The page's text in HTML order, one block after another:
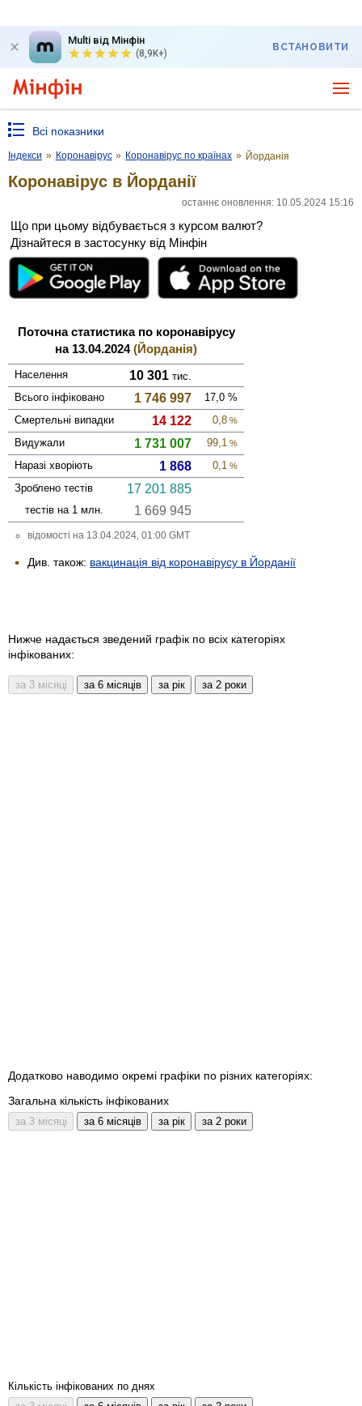
Multi від Мінфін
(8,9K+)
ВСТАНОВИТИ
Всі показники
Індекси » Коронавірус » Коронавірус по країнах » Йорданія
Коронавірус в Йорданії
останнє оновлення: 10.05.2024 15:16
Що при цьому відбувається з курсом валют?
Дізнайтеся в застосунку від Мінфін
Поточна статистика по коронавірусу
на 13.04.2024(Йорданія)
Населення 10 301 тис.
Всього інфі­ковано
1 746 997 17,0 %
Смер­тельні випадки
14 122 0,8 %
Виду­жали 1 731 007 99,1 %
Наразі хворіють 1 868 0,1 %
Зроблено тестів 17 201 885
тестів на 1 млн. 1 669 945
відомості на 13.04.2024, 01:00 GMT
Див. також: вакцинація від коронавірусу в Йорданії
Нижче надається зведений графік по всіх категоріях
інфікованих:
Додатково наводимо окремі графіки по різних категоріях:
Загальна кількість інфікованих
Кількість інфікованих по днях